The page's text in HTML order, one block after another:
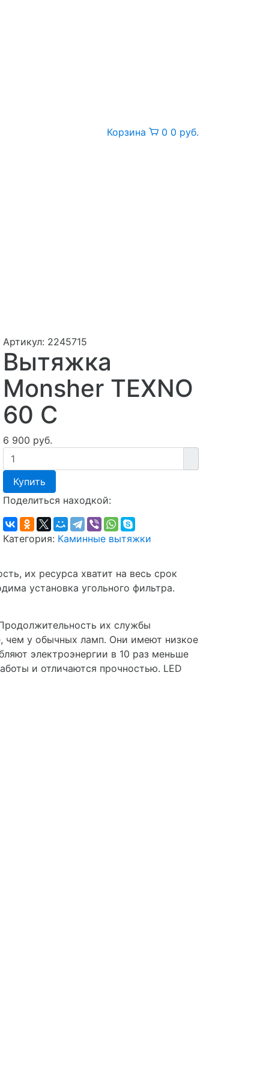
Корзина 0 0 руб.
Артикул: 2245715
Вытяжка
Monsher TEXNO
60 C
6 900 руб.
Купить
Поделиться находкой:
Категория: Каминные вытяжки
их ресурса хватит на весь срок
установка угольного фильтра.
их службы
чем у обычных ламп. Они имеют низкое
электроэнергии в 10 раз меньше
и отличаются прочностью. LED